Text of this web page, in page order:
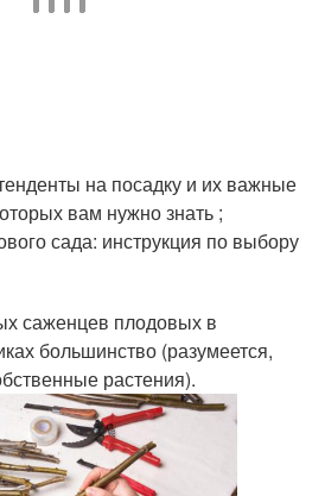
на посадку и их важные
вам нужно знать ;
сада: инструкция по выбору
саженцев плодовых в
большинство (разумеется,
растения).